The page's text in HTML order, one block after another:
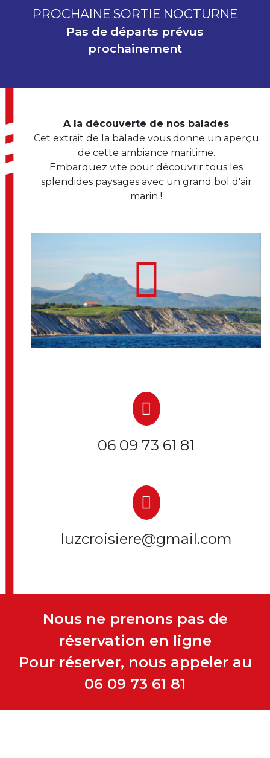
PROCHAINE SORTIE NOCTURNE
Pas de départs prévus
prochainement
A la découverte de nos balades
Cet extrait de la balade vous donne un aperçu
de cette ambiance maritime.
Embarquez vite pour découvrir tous les
splendides paysages avec un grand bol d'air
marin !
06 09 73 61 81
luzcroisiere@gmail.com
Nous ne prenons pas de
réservation en ligne
Pour réserver, nous appeler au
06 09 73 61 81